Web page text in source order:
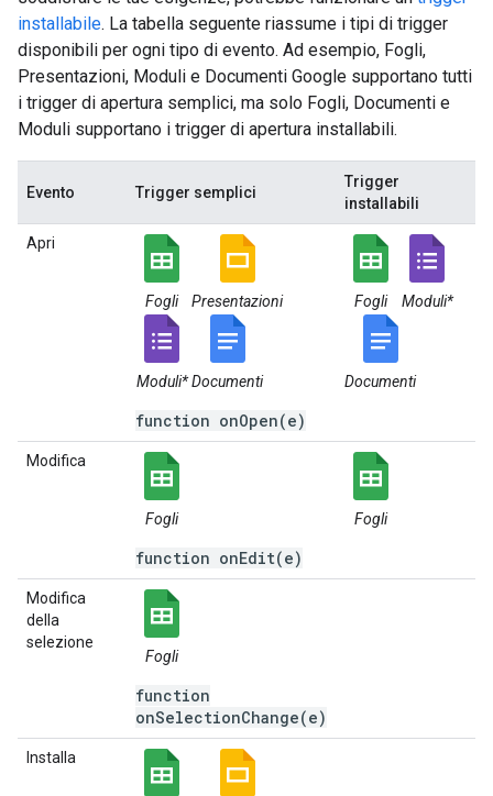
installabile. La tabella seguente riassume i tipi di trigger
disponibili per ogni tipo di evento. Ad esempio, Fogli,
Presentazioni, Moduli e Documenti Google supportano tutti
i trigger di apertura semplici, ma solo Fogli, Documenti e
Moduli supportano i trigger di apertura installabili.
Evento Trigger semplici
Trigger
installabili
Apri
Fogli Presentazioni
Moduli* Documenti
function onOpen(e)
Fogli Moduli*
Documenti
Modifica
Fogli
function onEdit(e)
Fogli
Modifica
della
selezione
Fogli
function
onSelectionChange(e)
Installa